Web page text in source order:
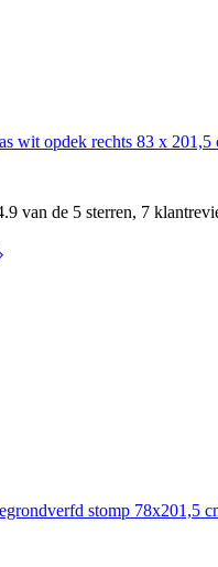
wit opdek rechts 83 x 201,5
van de 5 sterren, 7
stomp 78x201,5